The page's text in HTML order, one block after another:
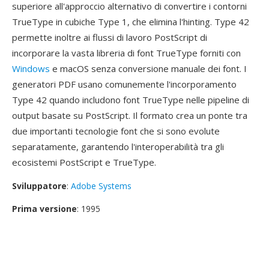
superiore all'approccio alternativo di convertire i contorni
TrueType in cubiche Type 1, che elimina l'hinting. Type 42
permette inoltre ai flussi di lavoro PostScript di
incorporare la vasta libreria di font TrueType forniti con
Windows e macOS senza conversione manuale dei font. I
generatori PDF usano comunemente l'incorporamento
Type 42 quando includono font TrueType nelle pipeline di
output basate su PostScript. Il formato crea un ponte tra
due importanti tecnologie font che si sono evolute
separatamente, garantendo l'interoperabilità tra gli
ecosistemi PostScript e TrueType.
Sviluppatore: Adobe Systems
Prima versione: 1995